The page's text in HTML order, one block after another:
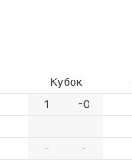
Кубок
1
-0
-
-